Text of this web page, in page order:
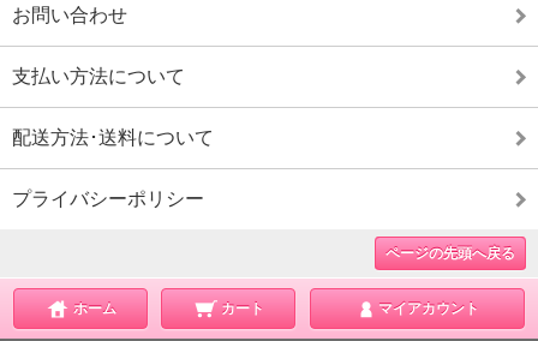
お問い合わせ
支払い方法について
配送方法･送料について
プライバシーポリシー
ページの先頭へ戻る
ホーム カート マイアカウント